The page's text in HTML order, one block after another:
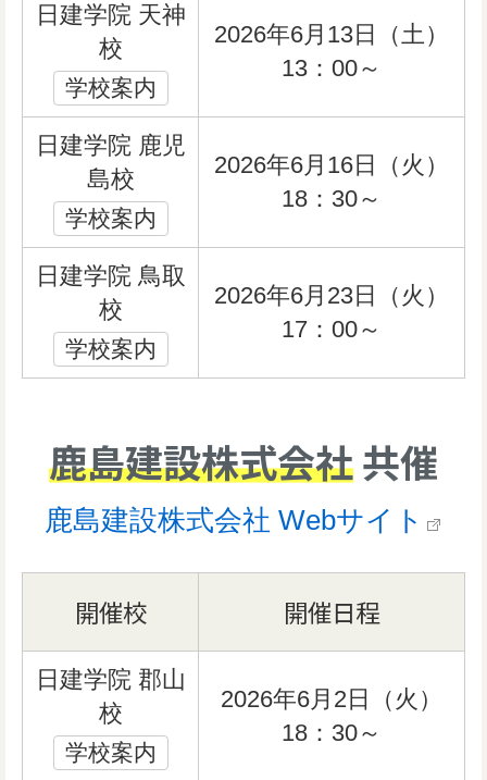
日建学院 天神
校
学校案内
2026年6月13日（土）
13：00～
日建学院 鹿児
島校
学校案内
2026年6月16日（火）
18：30～
日建学院 鳥取
校
学校案内
2026年6月23日（火）
17：00～
鹿島建設株式会社共催
鹿島建設株式会社 Webサイト
開催校 開催日程
日建学院 郡山
校
学校案内
2026年6月2日（火）
18：30～